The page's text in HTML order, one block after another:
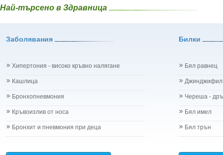
Най-търсено в Здравница
Заболявания Билки
Хипертония - високо кръвно налягане
Кашлица
Бронхопневмония
Кръвоизлив от носа
Бронхит и пневмония при деца
Бял равнец
Джинджифил
Череша -
Бял имел
Бял трън